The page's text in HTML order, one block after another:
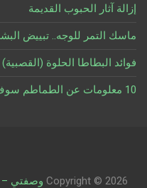
إزالة آثار الحبوب القديمة
ماسك التمر للوجه.. تبييض
فوائد البطاطا الحلوة
10 معلومات عن الطماطم سوف تصدمك
Copyright © 2026 وصفتي –